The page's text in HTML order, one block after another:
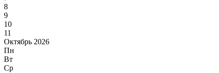
8
9
10
11
Октябрь 2026
Пн
Вт
Ср